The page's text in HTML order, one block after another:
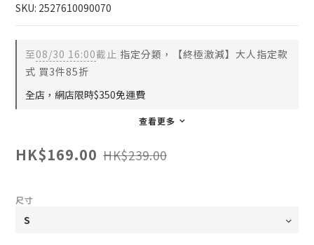
SKU: 2527610090070
至08/30 16:00截止 指定分類，【終極激減】大人指定款
式 買3件85折
全店，網店限時$350免運費
查看更多
HK$169.00 HK$239.00
尺寸